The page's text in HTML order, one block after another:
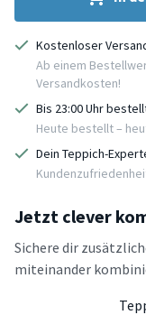
Kostenloser
Ab einem
Versandkosten!
Bis 23:00 Uhr
Heute bestellt –
Dein Teppich-
Jetzt clever
Sichere dir
miteinander